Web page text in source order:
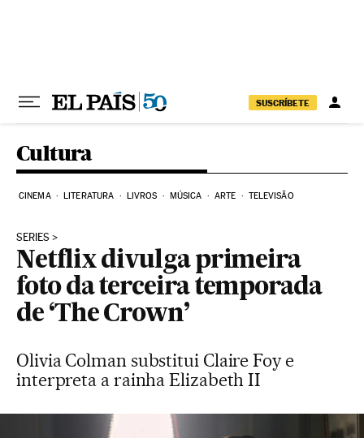
SUSCRÍBETE
Cultura
CINEMA LITERATURA LIVROS MÚSICA ARTE TELEVISÃO
SERIES
Netflix divulga primeira
foto da terceira temporada
de ‘The Crown’
Olivia Colman substitui Claire Foy e
interpreta a rainha Elizabeth II